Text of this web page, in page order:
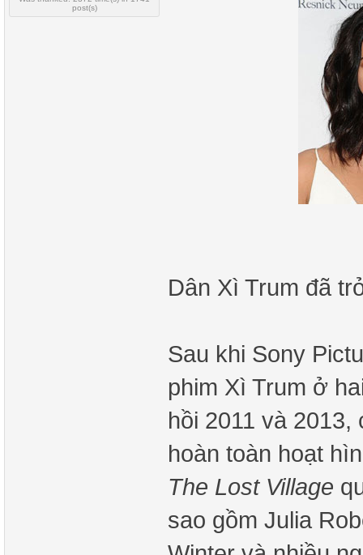
post(s)
Dân Xì Trum đã
Sau khi Sony
phim Xì Trum ở
hồi 2011 và
hoàn toàn hoạt
The Lost Village
sao gồm Julia